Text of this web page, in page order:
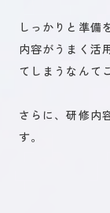
しっかりと準備
内容がうまく活
てしまうなんて
さらに、研修内
す。